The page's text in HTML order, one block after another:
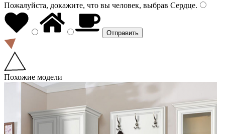
Пожалуйста, докажите, что вы человек, выбрав Сердце.
Похожие модели